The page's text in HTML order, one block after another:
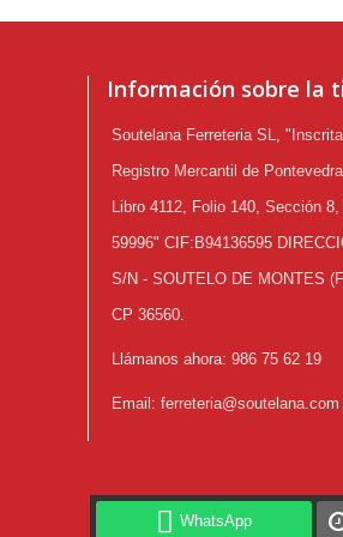
WhatsApp
Información sobre la
Soutelana Ferreteria SL,
Registro Mercantil de Pontevedra
Libro 4112, Folio 140, Sección
59996" CIF:B94136595
S/N - SOUTELO DE MONTES
CP 36560.
Llámanos ahora: 986 75 62 19
Email: ferreteria@soutelana.com